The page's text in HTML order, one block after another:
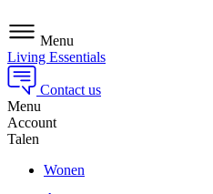
Menu
Living Essentials
Contact us
Menu
Account
Talen
Wonen